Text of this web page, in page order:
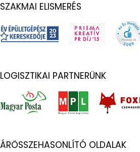
SZAKMAI ELISMERÉS
LOGISZTIKAI PARTNERÜNK
ÁRÖSSZEHASONLÍTÓ OLDALAK